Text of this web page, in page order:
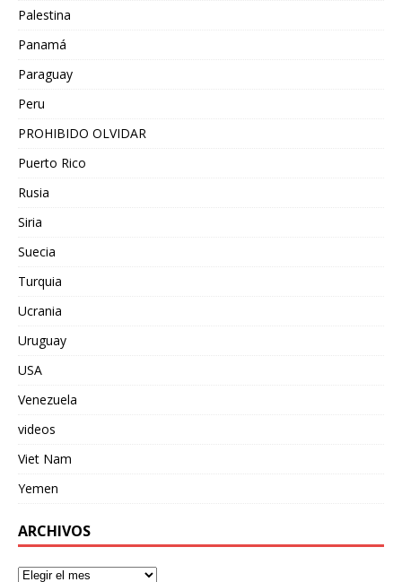
Palestina
Panamá
Paraguay
Peru
PROHIBIDO OLVIDAR
Puerto Rico
Rusia
Siria
Suecia
Turquia
Ucrania
Uruguay
USA
Venezuela
videos
Viet Nam
Yemen
ARCHIVOS